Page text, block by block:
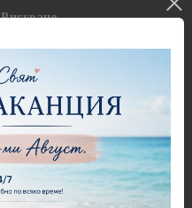
Рисуване
Стативи и поставки
Четки и инструменти
Моливи, акварелни
комплекти